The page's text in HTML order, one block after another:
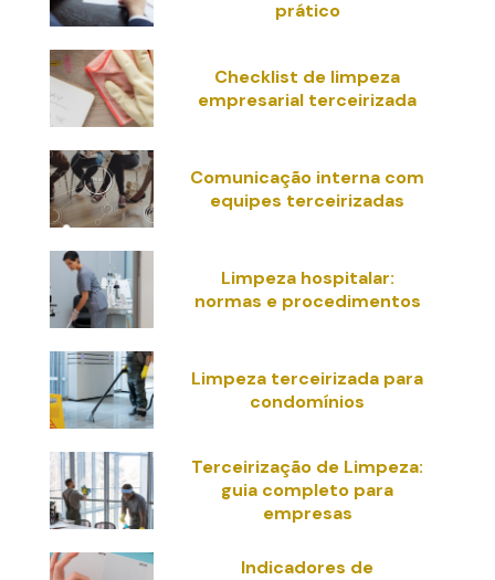
prático
Checklist de limpeza
empresarial terceirizada
Comunicação interna com
equipes terceirizadas
Limpeza hospitalar:
normas e procedimentos
Limpeza terceirizada para
condomínios
Terceirização de Limpeza:
guia completo para
empresas
Indicadores de